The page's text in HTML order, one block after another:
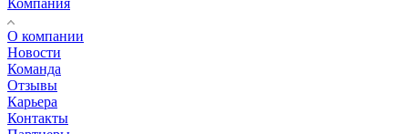
О компании
Новости
Команда
Отзывы
Карьера
Контакты